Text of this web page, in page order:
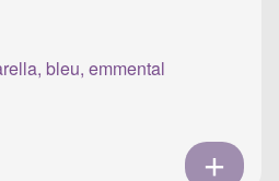
bleu, emmental